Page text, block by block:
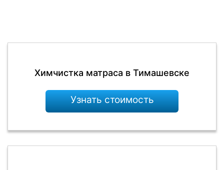
Химчистка матраса в Тимашевске
Узнать стоимость